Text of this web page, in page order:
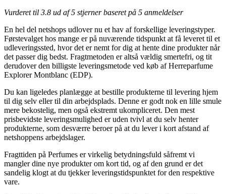
Vurderet til 3.8 ud af 5 stjerner baseret på 5 anmeldelser
En hel del netshops udlover nu et hav af forskellige leveringstyper.
Førstevalget hos mange er på nuværende tidspunkt at få leveret til et
udleveringssted, hvor det er nemt for dig at hente dine produkter når
det passer dig bedst. Fragtmetoden er altså vældig smertefri, og tit
derudover den billigste leveringsmetode ved køb af Herreparfume
Explorer Montblanc (EDP).
Du kan ligeledes planlægge at bestille produkterne til levering hjem
til dig selv eller til din arbejdsplads. Denne er godt nok en lille smule
mere bekostelig, men også ekstremt ukompliceret. Den mest
prisbevidste leveringsmulighed er uden tvivl at du selv henter
produkterne, som desværre beroer på at du lever i kort afstand af
netshoppens arbejdslager.
Fragttiden på Perfumes er virkelig betydningsfuld såfremt vi
mangler dine nye produkter om kort tid, og af den grund er det
sandelig klogt at du tjekker leveringstidspunktet for den respektive
vare.